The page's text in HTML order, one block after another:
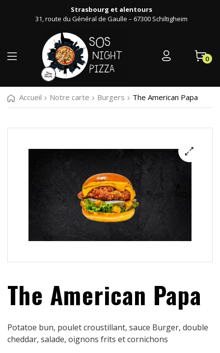
Strasbourg et alentours
31, route du Général de Gaulle – 67300 Schiltigheim
0
Accueil Notre carte Burgers The American Papa
The American Papa
Potatoe bun, poulet croustillant, sauce Burger, double
cheddar, salade, oignons frits et cornichons